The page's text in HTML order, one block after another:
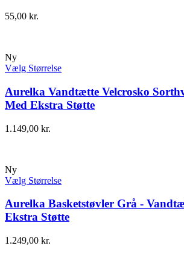
55,00 kr.
Ny
Vælg Størrelse
Aurelka Vandtætte Velcrosko
Med Ekstra Støtte
1.149,00 kr.
Ny
Vælg Størrelse
Aurelka Basketstøvler Grå -
Ekstra Støtte
1.249,00 kr.